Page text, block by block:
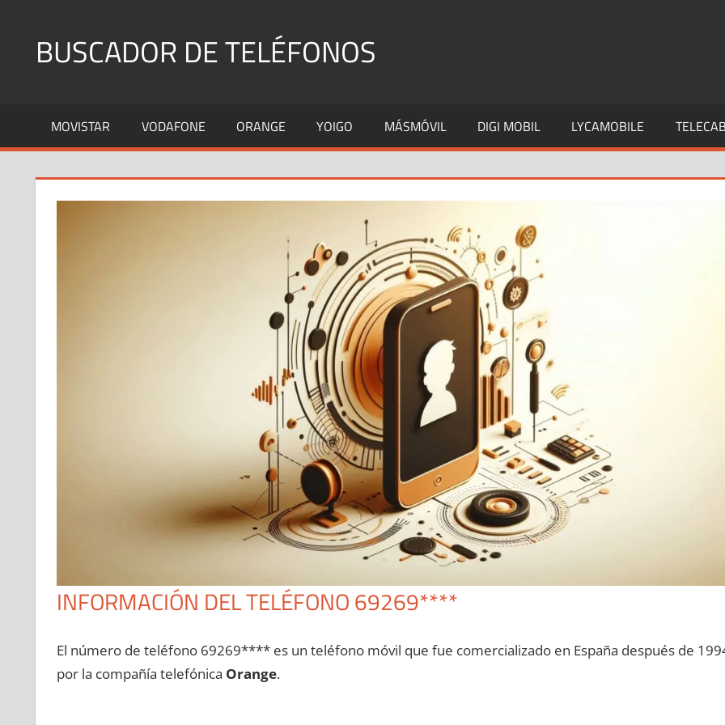
contenidoBUSCADOR DE TELÉFONOS
Fijos
y
MOVISTAR VODAFONE ORANGE YOIGO MÁSMÓVIL DIGI MOBIL LYCAMOBILE
INFORMACIÓN DEL TELÉFONO 69269****
El número dе teléfono 69269**** es un teléfono móvil quе fue comercializado en España después dе
pοr la compañía telefónica Orange.